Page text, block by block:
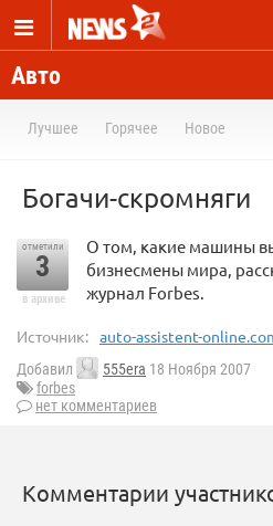
Авто
Лучшее Горячее Новое
Богачи-скромняги
отметили
3
в архиве
О том, какие машины
бизнесмены мира,
журнал Forbes.
Источник: auto-assistent-
Добавил 555era 18 Ноября 2007
forbes
нет комментариев
Комментарии